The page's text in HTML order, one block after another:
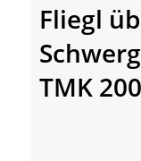
Fliegl
TMK